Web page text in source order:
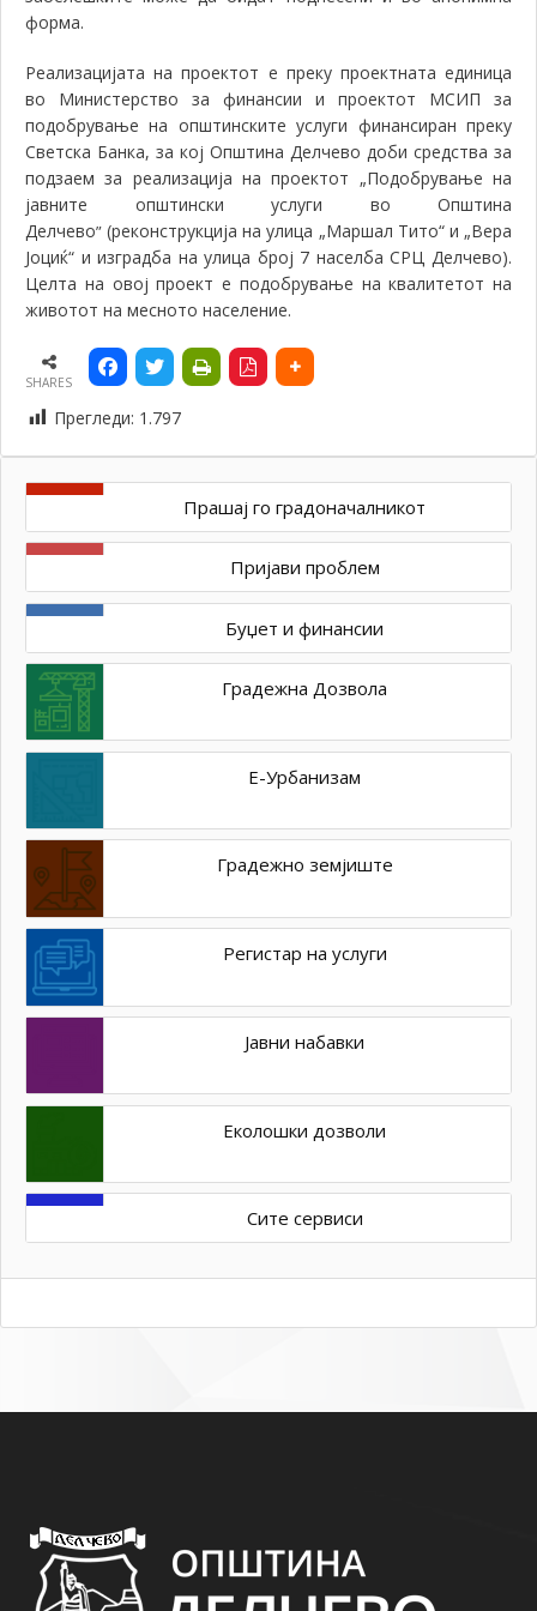
форма.
Реализацијата на проектот е преку проектната единица
во Министерство за финансии и проектот МСИП за
подобрување на општинските услуги финансиран преку
Светска Банка, за кој Општина Делчево доби средства за
подзаем за реализација на проектот „Подобрување на
јавните општински услуги во Општина
Делчево” (реконструкција на улица „Маршал Тито“ и „Вера
Јоциќ“ и изградба на улица број 7 населба СРЦ Делчево).
Целта на овој проект е подобрување на квалитетот на
животот на месното население.
SHARES
Прегледи: 1.797
Прашај го градоначалникот
Пријави проблем
Буџет и финансии
Градежна Дозвола
Е-Урбанизам
Градежно земјиште
Регистар на услуги
Јавни набавки
Еколошки дозволи
Сите сервиси